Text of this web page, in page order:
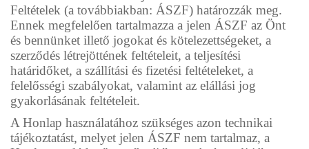
Feltételek (a továbbiakban: ÁSZF) határozzák meg.
Ennek megfelelően tartalmazza a jelen ÁSZF az Önt
és bennünket illető jogokat és kötelezettségeket, a
szerződés létrejöttének feltételeit, a teljesítési
határidőket, a szállítási és fizetési feltételeket, a
felelősségi szabályokat, valamint az elállási jog
gyakorlásának feltételeit.
A Honlap használatához szükséges azon technikai
tájékoztatást, melyet jelen ÁSZF nem tartalmaz, a